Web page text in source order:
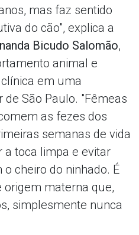
mas faz sentido
do cão", explica a
Bicudo Salomão,
animal e
em uma
São Paulo. "Fêmeas
as fezes dos
semanas de vida
toca limpa e evitar
cheiro do ninhado. É
materna que,
simplesmente nunca